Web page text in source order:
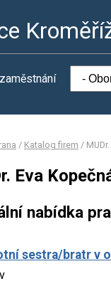
/ Katalog firem /
Eva
nabídka
sestra/bratr v